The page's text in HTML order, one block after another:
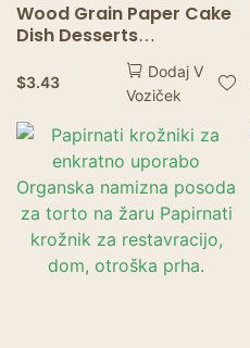
Wood Grain Paper Cake
Dish Desserts
Disposable Plates
Vegetable Plates
Disposable Dishes
Disposable Party Paper
Tray Tableware
$3.43
Dodaj V
Voziček